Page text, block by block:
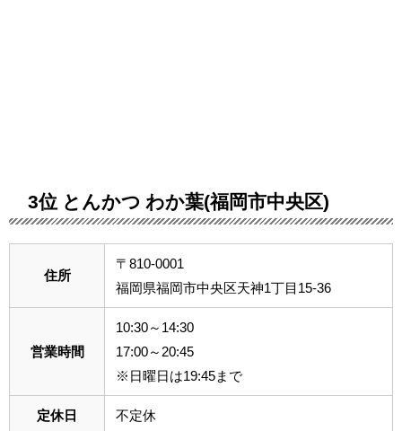
3位 とんかつ わか葉(福岡市中央区)
住所
〒810-0001
福岡県福岡市中央区天神1丁目15-36
営業時間
10:30～14:30
17:00～20:45
※日曜日は19:45まで
定休日 不定休